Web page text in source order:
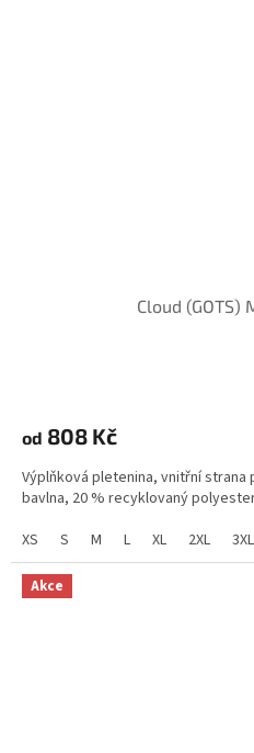
Cloud (GOTS)
od 808 Kč
Výplňková pletenina, vnitřní strana
bavlna, 20 % recyklovaný
XS
S M L XL 2XL 3XL
Akce